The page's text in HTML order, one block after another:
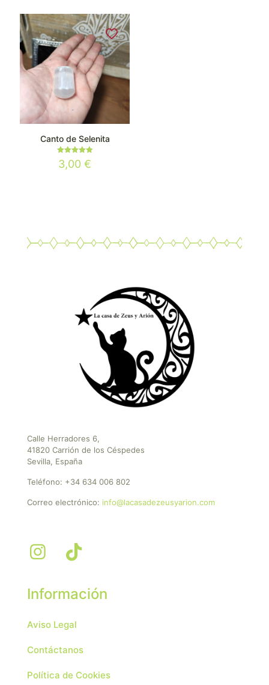
Canto de Selenita
Valorado
con
3,00€
Calle Herradores 6,
41820 Carrión de los Céspedes
Sevilla, España
Teléfono: +34 634 006 802
Correo electrónico: info@lacasadezeusyarion.com
Información
Aviso Legal
Contáctanos
Política de Cookies